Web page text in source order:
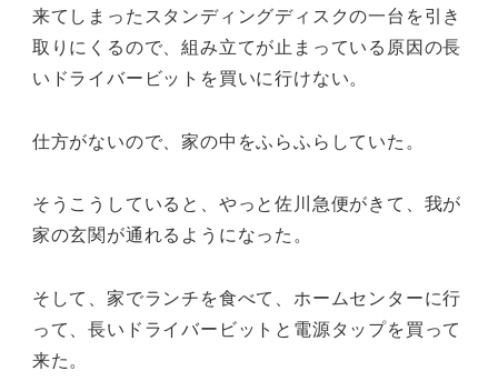
来てしまったスタンディングディスクの一台を引き
取りにくるので、組み立てが止まっている原因の長
いドライバービットを買いに行けない。
仕方がないので、家の中をふらふらしていた。
そうこうしていると、やっと佐川急便がきて、我が
家の玄関が通れるようになった。
そして、家でランチを食べて、ホームセンターに行
って、長いドライバービットと電源タップを買って
来た。